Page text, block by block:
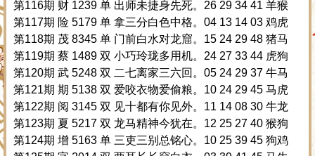
第116期 财 1239 单 出师未捷身先死。26 29 34 41 羊猴
第117期 险 5179 单 拿三分白色中格。04 13 14 03 鸡虎
第118期 茂 8345 单 门前白水对龙窟。15 24 29 48 猪马
第119期 蔡 1489 双 小巧玲珑多用机。24 27 33 44 虎狗
第120期 武 5248 双 二七离家三六回。05 24 29 37 牛马
第121期 期 5138 双 爱咬衣物爱偷粮。10 24 29 45 马虎
第122期 阅 3145 双 见十都有你见外。11 14 08 30 牛龙
第123期 夏 5217 双 龙马精神今犹在。12 25 27 40 猴狗
第124期 增 5163 单 三吏三别总铭心。10 25 39 45 狗鸡